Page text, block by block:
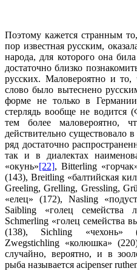
Поэтому кажется странным
пор известная русским,
народа, для которого она
достаточно близко
русских. Маловероятно и
слово было вытеснено
форме не только в
стерлядь вообще не
тем более маловероятно,
действительно существовало
ряд достаточно
так и в диалектах
«окунь»[22], Bitterling
(143), Breitling «балтийская
Greeling, Grelling, Gressling,
«елец» (172), Nasling
Saibling «голец семейства
Schmerling «голец семейства
(138), Sichling «чехонь»
Zwegstichling «колюшка»
случайно, вероятно, и в
рыба называется acipenser